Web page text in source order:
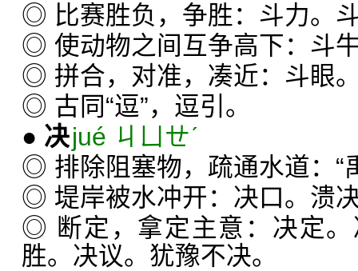
◎ 比赛胜负，争胜：斗力。
◎ 使动物之间互争高下：斗
◎ 拼合，对准，凑近：斗眼
◎ 古同“逗”，逗引。
● 决jué ㄐㄩㄝˊ
◎ 排除阻塞物，疏通水道：“
◎ 堤岸被水冲开：决口。溃
◎ 断定，拿定主意：决定
胜。决议。犹豫不决。